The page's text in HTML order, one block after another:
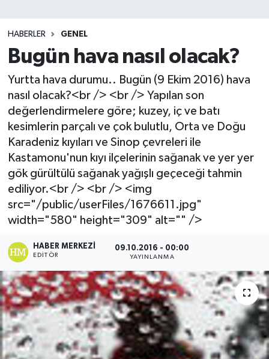
HABERLER GENEL
Bugün hava nasıl olacak?
Yurtta hava durumu.. Bugün (9 Ekim 2016) hava
nasıl olacak?<br /> <br /> Yapılan son
değerlendirmelere göre; kuzey, iç ve batı
kesimlerin parçalı ve çok bulutlu, Orta ve Doğu
Karadeniz kıyıları ve Sinop çevreleri ile
Kastamonu'nun kıyı ilçelerinin sağanak ve yer yer
gök gürültülü sağanak yağışlı geçeceği tahmin
ediliyor.<br /> <br /> <img
src="/public/userFiles/1676611.jpg"
width="580" height="309" alt="" />
HABER MERKEZI
EDITÖR
09.10.2016 - 00:00
YAYINLANMA
Teknoloji
TRABZON
TRABZONSPOR
Yaşam